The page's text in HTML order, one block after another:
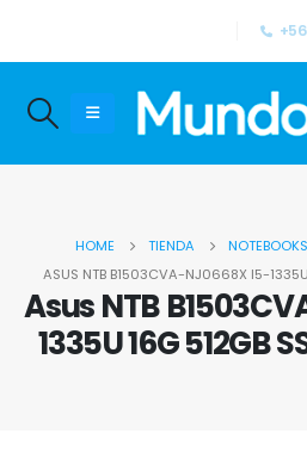
HOME TIENDA
ASUS NTB B1503CVA-NJ0668X I5-1335U
Asus NTB
1335U 16G 512GB